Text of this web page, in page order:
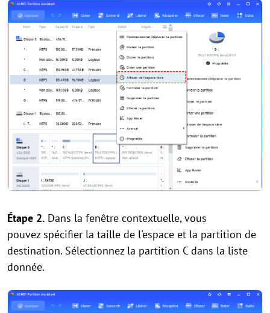
Étape 2. Dans la fenêtre contextuelle, vous
pouvez spécifier la taille de l'espace et la partition de
destination. Sélectionnez la partition C dans la liste
donnée.